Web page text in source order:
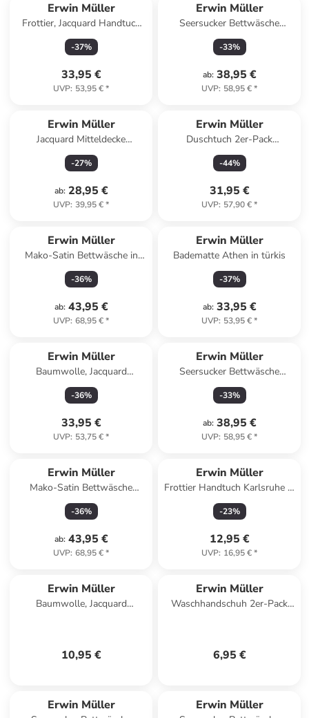
Erwin Müller
Frottier, Jacquard Handtuch
4er-Pack Sigmaringen in
apfelgrün
-37%
33,95 €
UVP: 53,95 €*
Erwin Müller
Seersucker Bettwäsche
Rosenheim in anthrazit
-33%
ab: 38,95 €
UVP: 58,95 €*
Erwin Müller
Jacquard Mitteldecke
Düsseldorf in natur
-27%
ab: 28,95 €
UVP: 39,95 €*
Erwin Müller
Duschtuch 2er-Pack
Mannheim in anthrazit
-44%
31,95 €
UVP: 57,90 €*
Erwin Müller
Mako-Satin Bettwäsche in
mint-silber
-36%
ab: 43,95 €
UVP: 68,95 €*
Erwin Müller
Badematte Athen in türkis
-37%
ab: 33,95 €
UVP: 53,95 €*
Erwin Müller
Baumwolle, Jacquard
Geschirrtuch 10er-Pack in
grau
-36%
33,95 €
UVP: 53,75 €*
Erwin Müller
Seersucker Bettwäsche
Rosenheim in aubergine
-33%
ab: 38,95 €
UVP: 58,95 €*
Erwin Müller
Mako-Satin Bettwäsche
Landshut in silber
-36%
ab: 43,95 €
UVP: 68,95 €*
Erwin Müller
Frottier Handtuch Karlsruhe in
dunkelblau
-23%
12,95 €
UVP: 16,95 €*
Erwin Müller
Baumwolle, Jacquard
10,95 €
Erwin Müller
Waschhandschuh 2er-Pack
6,95 €
Erwin Müller Erwin Müller